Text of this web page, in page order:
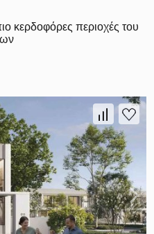
κερδοφόρες περιοχές του